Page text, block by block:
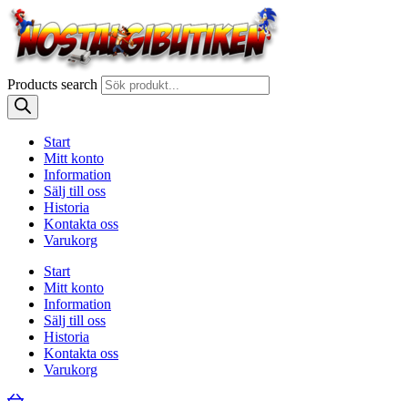
Products search
Start
Mitt konto
Information
Sälj till oss
Historia
Kontakta oss
Varukorg
Start
Mitt konto
Information
Sälj till oss
Historia
Kontakta oss
Varukorg